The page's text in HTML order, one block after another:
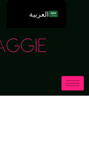
العربية
Deutsch
Русский